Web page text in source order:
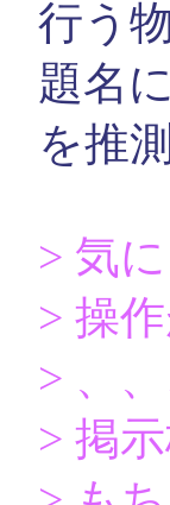
行う
題名
を推
> 気
> 操
> 、
> 掲